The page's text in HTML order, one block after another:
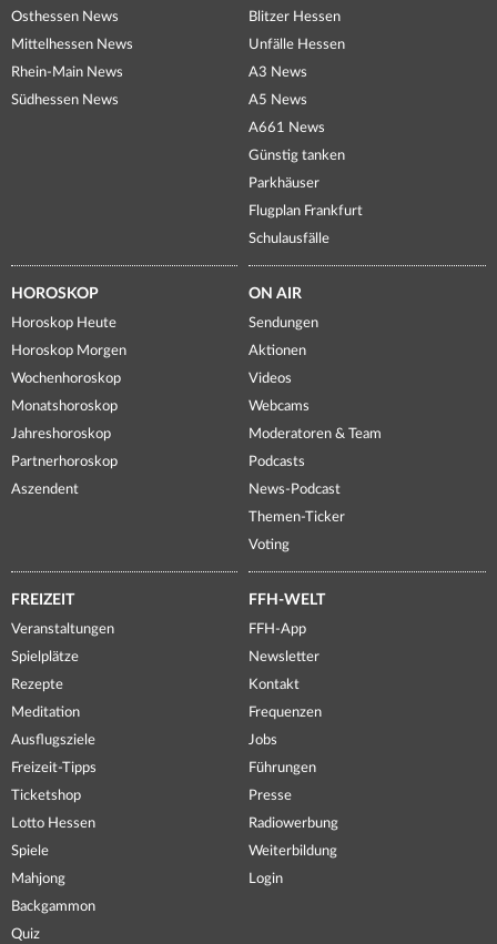
Osthessen News
Mittelhessen News
Rhein-Main News
Südhessen News
Blitzer Hessen
Unfälle Hessen
A3 News
A5 News
A661 News
Günstig tanken
Parkhäuser
Flugplan Frankfurt
Schulausfälle
HOROSKOP
Horoskop Heute
Horoskop Morgen
Wochenhoroskop
Monatshoroskop
Jahreshoroskop
Partnerhoroskop
Aszendent
ON AIR
Sendungen
Aktionen
Videos
Webcams
Moderatoren & Team
Podcasts
News-Podcast
Themen-Ticker
Voting
FREIZEIT
Veranstaltungen
Spielplätze
Rezepte
Meditation
Ausflugsziele
Freizeit-Tipps
Ticketshop
Lotto Hessen
Spiele
Mahjong
Backgammon
Quiz
FFH-WELT
FFH-App
Newsletter
Kontakt
Frequenzen
Jobs
Führungen
Presse
Radiowerbung
Weiterbildung
Login